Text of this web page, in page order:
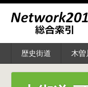
歴史街道 木曽